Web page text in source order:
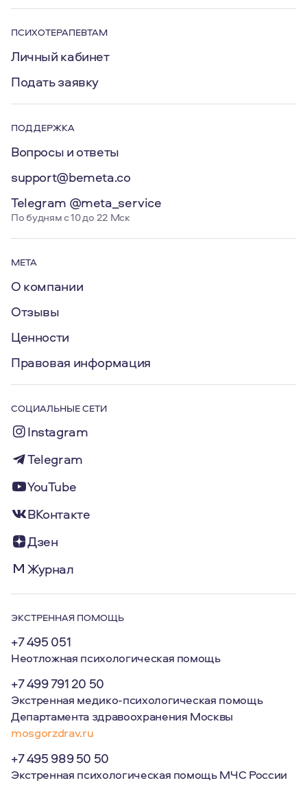
ПСИХОТЕРАПЕВТАМ
Личный кабинет
Подать заявку
ПОДДЕРЖКА
Вопросы и ответы
support@bemeta.co
Telegram @meta_service
По будням с 10 до 22 Мск
МЕТА
О компании
Отзывы
Ценности
Правовая информация
СОЦИАЛЬНЫЕ СЕТИ
Instagram
Telegram
YouTube
ВКонтакте
Дзен
Журнал
ЭКСТРЕННАЯ ПОМОЩЬ
+7 495 051
Неотложная психологическая помощь
+7 499 791 20 50
Экстренная медико-психологическая помощь
Департамента здравоохранения Москвы
mosgorzdrav.ru
+7 495 989 50 50
Экстренная психологическая помощь МЧС России